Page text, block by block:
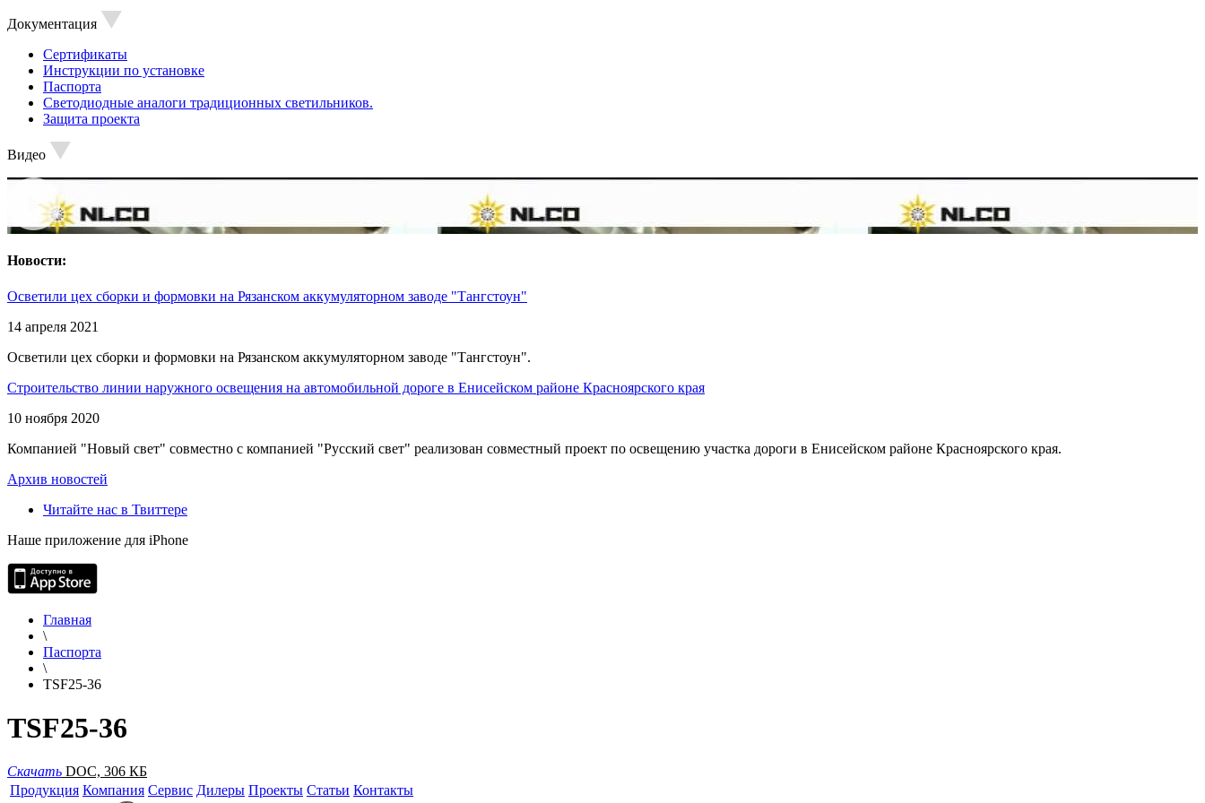
Документация
Сертификаты
Инструкции по установке
Паспорта
Светодиодные аналоги традиционных светильников.
Защита проекта
Видео
Новости:
Осветили цех сборки и формовки на Рязанском аккумуляторном заводе "Тангстоун"
14 апреля 2021
Осветили цех сборки и формовки на Рязанском аккумуляторном заводе "Тангстоун".
Строительство линии наружного освещения на автомобильной дороге в Енисейском районе Красноярского края
10 ноября 2020
Компанией "Новый свет" совместно с компанией "Русский свет" реализован совместный проект по освещению участка дороги в Енисейском районе Красноярского края.
Архив новостей
Читайте нас в Твиттере
Наше приложение для iPhone
Главная
\
Паспорта
\
TSF25-36
TSF25-36
Скачать DOC, 306 КБ
Продукция Компания Сервис Дилеры Проекты Статьи Контакты